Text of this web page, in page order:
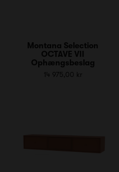
Montana Selection
OCTAVE VII
Ophængsbeslag
14 975,00 kr